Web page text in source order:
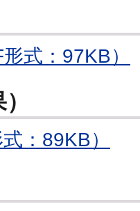
式：97KB）
：89KB）